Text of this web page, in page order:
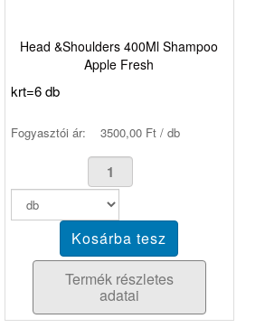
Head &Shoulders 400Ml Shampoo
Apple Fresh
krt=6 db
Fogyasztói ár: 3500,00 Ft / db
Termék részletes
adatai